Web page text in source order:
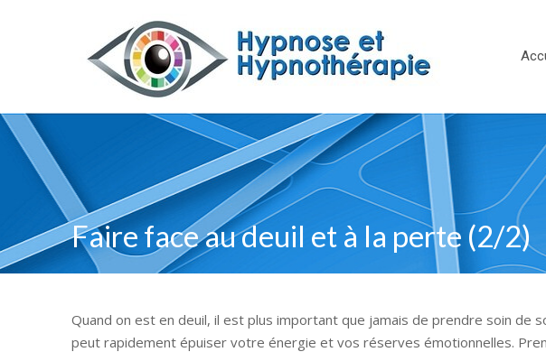
Faire face au deuil et à la perte (2/2)
Quand on est en deuil, il est plus important que jamais de prendre soin de
peut rapidement épuiser votre énergie et vos réserves émotionnelles.